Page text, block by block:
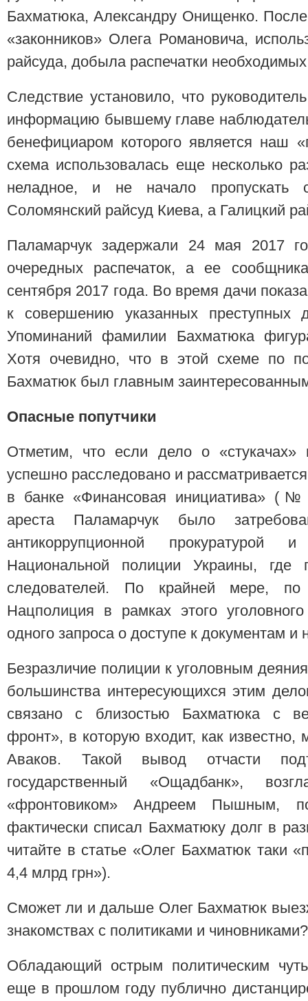
Бахматюка, Александру Онищенко.
«законников» Олега Романовича,
райсуда, добыла распечатки
Следствие установило, что
информацию бывшему главе
бенефициаром которого является наш
схема использовалась еще несколько
неладное, и не начало пропускать
Соломянский райсуд Киева, а Галицкий
Паламарчук задержали 24 мая 2017
очередных распечаток, а ее
сентября 2017 года. Во время дачи
к совершению указанных преступных
Упоминаний фамилии Бахматюка
Хотя очевидно, что в этой схеме по
Бахматюк был главным
Опасные попутчики
Отметим, что если дело о
успешно расследовано и
в банке «Финансовая инициатива»
ареста Паламарчук было
антикоррупционной
Национальной полиции Украины,
следователей. По крайней мере,
Нацполиция в рамках этого
одного запроса о доступе к документам и
Безразличие полиции к уголовным
большинства интересующихся этим
связано с близостью Бахматюка с
фронт», в которую входит, как известно,
Аваков. Такой вывод отчасти
государственный «Ощадбанк»,
«фронтовиком» Андреем Пышным,
фактически списал Бахматюку долг в
читайте в статье «Олег Бахматюк таки
4,4 млрд грн»).
Сможет ли и дальше Олег Бахматюк
знакомствах с политиками и
Обладающий острым политическим
еще в прошлом году публично